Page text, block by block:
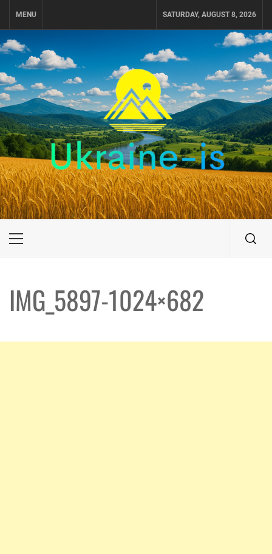
MENU SATURDAY, AUGUST 8, 2026
UKRAINE-IS
ПОДОРОЖI ПО УКРАЇНІ
Primary
IMG_5897-1024×682